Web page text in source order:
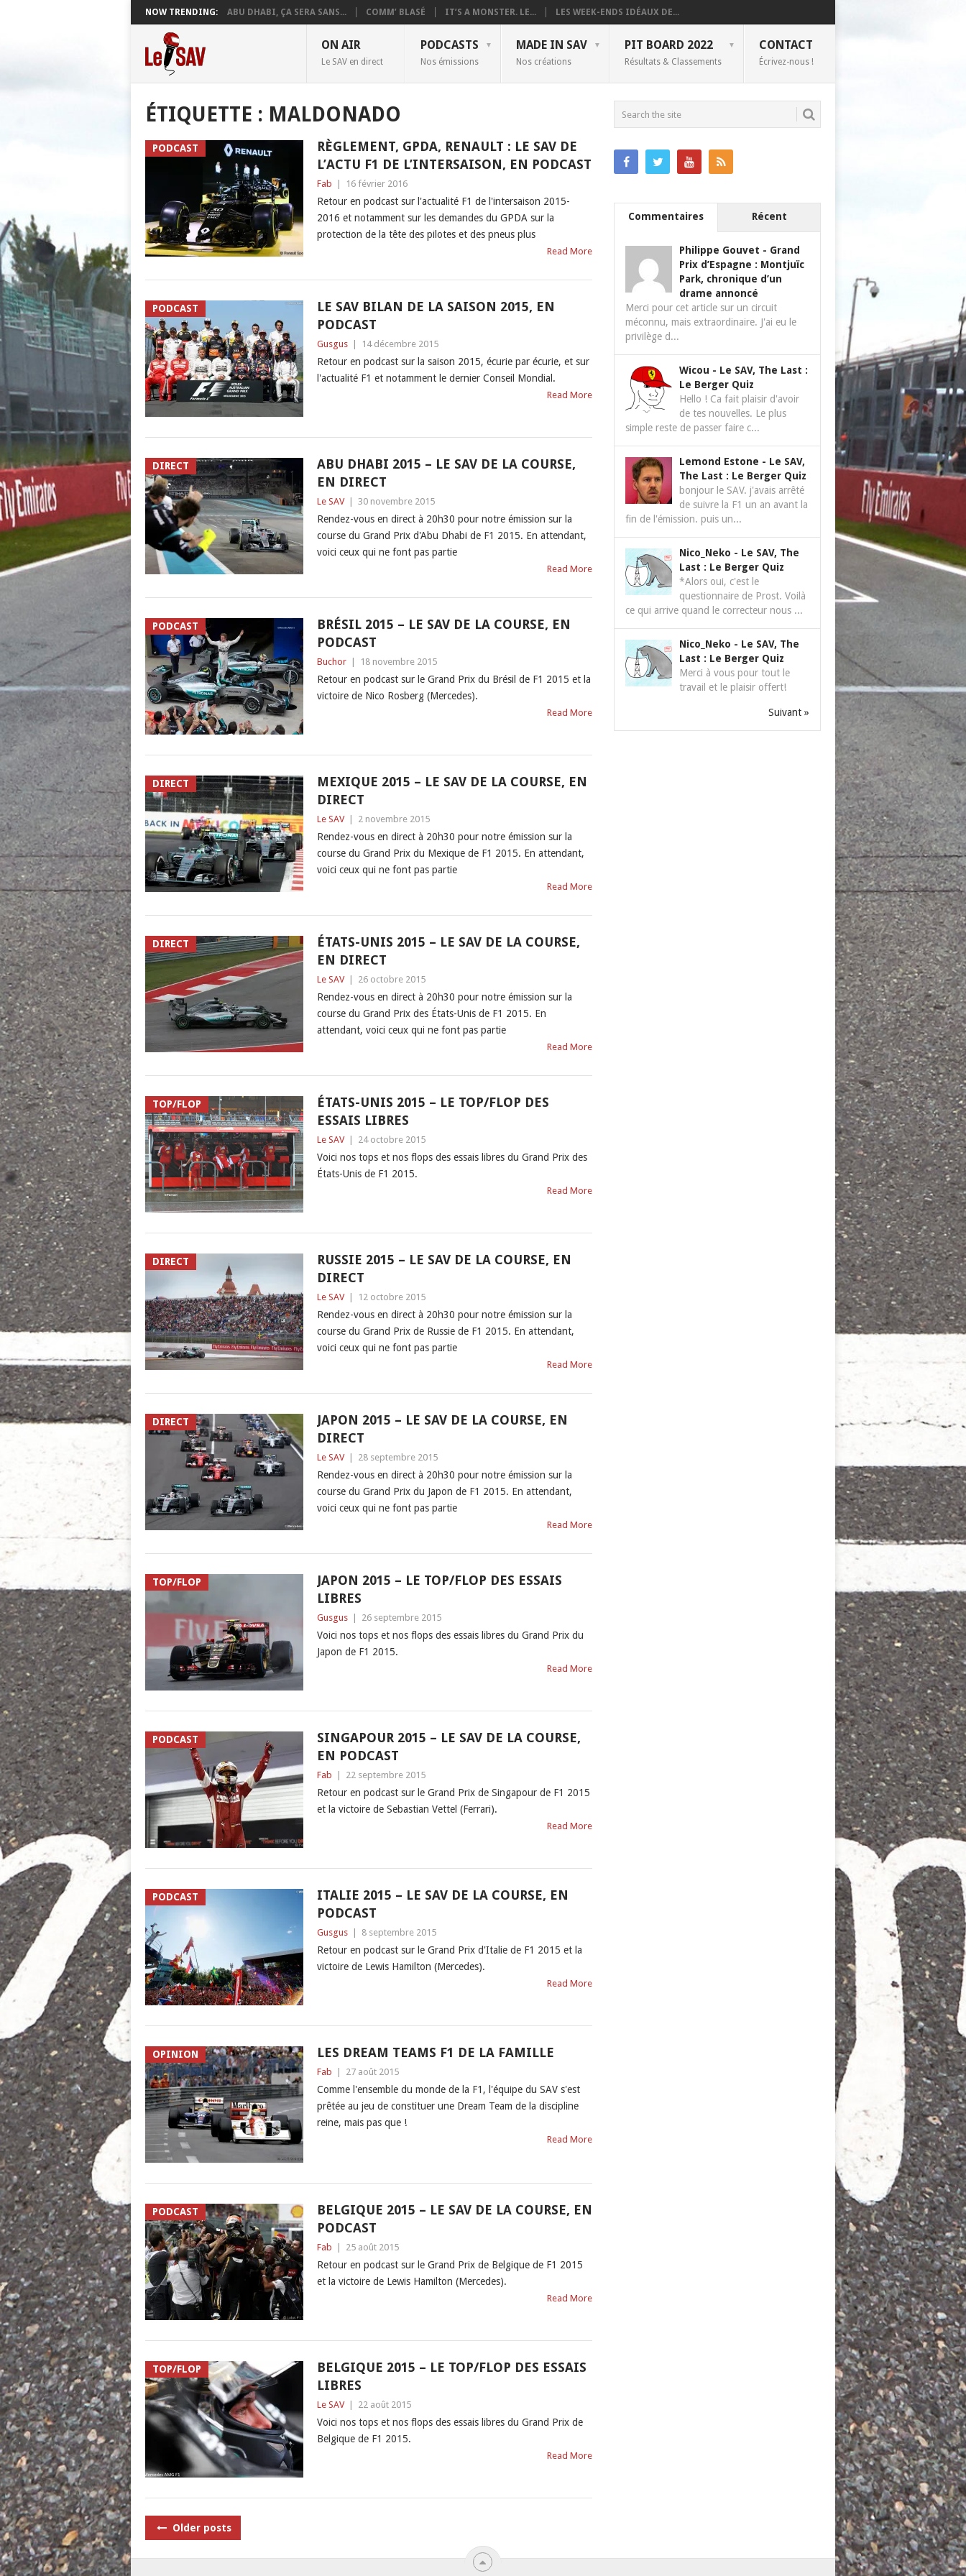
NOW TRENDING: ABU DHABI, ÇA SERA SANS... COMM’ BLASÉ IT’S A MONSTER. LE... LES WEEK-ENDS IDÉAUX DE...
ON AIR
Le SAV en direct
PODCASTS
Nos émissions
MADE IN SAV
Nos créations
PIT BOARD 2022
Résultats & Classements
CONTACT
Écrivez-nous !
ÉTIQUETTE : MALDONADO
PODCAST
RÈGLEMENT, GPDA, RENAULT : LE SAV DE
L’ACTU F1 DE L’INTERSAISON, EN PODCAST
Fab 16 février 2016
Retour en podcast sur l'actualité F1 de l'intersaison 2015-
2016 et notamment sur les demandes du GPDA sur la
protection de la tête des pilotes et des pneus plus
Read More
PODCAST
LE SAV BILAN DE LA SAISON 2015, EN
PODCAST
Gusgus 14 décembre 2015
Retour en podcast sur la saison 2015, écurie par écurie, et sur
l'actualité F1 et notamment le dernier Conseil Mondial.
Read More
DIRECT
ABU DHABI 2015 – LE SAV DE LA COURSE,
EN DIRECT
Le SAV 30 novembre 2015
Rendez-vous en direct à 20h30 pour notre émission sur la
course du Grand Prix d'Abu Dhabi de F1 2015. En attendant,
voici ceux qui ne font pas partie
Read More
PODCAST
BRÉSIL 2015 – LE SAV DE LA COURSE, EN
PODCAST
Buchor 18 novembre 2015
Retour en podcast sur le Grand Prix du Brésil de F1 2015 et la
victoire de Nico Rosberg (Mercedes).
Read More
DIRECT
MEXIQUE 2015 – LE SAV DE LA COURSE, EN
DIRECT
Le SAV 2 novembre 2015
Rendez-vous en direct à 20h30 pour notre émission sur la
course du Grand Prix du Mexique de F1 2015. En attendant,
voici ceux qui ne font pas partie
Read More
DIRECT
ÉTATS-UNIS 2015 – LE SAV DE LA COURSE,
EN DIRECT
Le SAV 26 octobre 2015
Rendez-vous en direct à 20h30 pour notre émission sur la
course du Grand Prix des États-Unis de F1 2015. En
attendant, voici ceux qui ne font pas partie
Read More
TOP/FLOP
ÉTATS-UNIS 2015 – LE TOP/FLOP DES
ESSAIS LIBRES
Le SAV 24 octobre 2015
Voici nos tops et nos flops des essais libres du Grand Prix des
États-Unis de F1 2015.
Read More
DIRECT
RUSSIE 2015 – LE SAV DE LA COURSE, EN
DIRECT
Le SAV 12 octobre 2015
Rendez-vous en direct à 20h30 pour notre émission sur la
course du Grand Prix de Russie de F1 2015. En attendant,
voici ceux qui ne font pas partie
Read More
DIRECT
JAPON 2015 – LE SAV DE LA COURSE, EN
DIRECT
Le SAV 28 septembre 2015
Rendez-vous en direct à 20h30 pour notre émission sur la
course du Grand Prix du Japon de F1 2015. En attendant,
voici ceux qui ne font pas partie
Read More
TOP/FLOP
JAPON 2015 – LE TOP/FLOP DES ESSAIS
LIBRES
Gusgus 26 septembre 2015
Voici nos tops et nos flops des essais libres du Grand Prix du
Japon de F1 2015.
Read More
PODCAST
SINGAPOUR 2015 – LE SAV DE LA COURSE,
EN PODCAST
Fab 22 septembre 2015
Retour en podcast sur le Grand Prix de Singapour de F1 2015
et la victoire de Sebastian Vettel (Ferrari).
Read More
PODCAST
ITALIE 2015 – LE SAV DE LA COURSE, EN
PODCAST
Gusgus 8 septembre 2015
Retour en podcast sur le Grand Prix d'Italie de F1 2015 et la
victoire de Lewis Hamilton (Mercedes).
Read More
OPINION LES DREAM TEAMS F1 DE LA FAMILLE
Fab 27 août 2015
Comme l'ensemble du monde de la F1, l'équipe du SAV s'est
prêtée au jeu de constituer une Dream Team de la discipline
reine, mais pas que !
Read More
PODCAST
BELGIQUE 2015 – LE SAV DE LA COURSE, EN
PODCAST
Fab 25 août 2015
Retour en podcast sur le Grand Prix de Belgique de F1 2015
et la victoire de Lewis Hamilton (Mercedes).
Read More
TOP/FLOP
BELGIQUE 2015 – LE TOP/FLOP DES ESSAIS
LIBRES
Le SAV 22 août 2015
Voici nos tops et nos flops des essais libres du Grand Prix de
Belgique de F1 2015.
Read More
POSTS
Older posts
Commentaires Récent
Philippe Gouvet - Grand
Prix d’Espagne : Montjuïc
Park, chronique d’un
drame annoncé
Merci pour cet article sur un circuit
méconnu, mais extraordinaire. J'ai eu le
privilège d...
Wicou - Le SAV, The Last :
Le Berger Quiz
Hello ! Ca fait plaisir d'avoir
de tes nouvelles. Le plus
simple reste de passer faire c...
Lemond Estone - Le SAV,
The Last : Le Berger Quiz
bonjour le SAV. j'avais arrêté
de suivre la F1 un an avant la
fin de l'émission. puis un...
Nico_Neko - Le SAV, The
Last : Le Berger Quiz
*Alors oui, c'est le
questionnaire de Prost. Voilà
ce qui arrive quand le correcteur nous ...
Nico_Neko - Le SAV, The
Last : Le Berger Quiz
Merci à vous pour tout le
travail et le plaisir offert!
Suivant »